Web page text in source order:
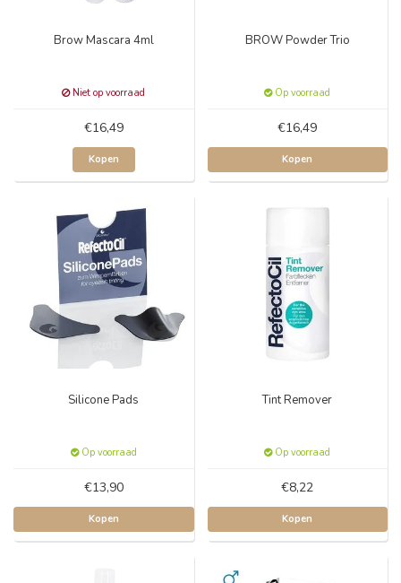
Brow Mascara 4ml
Niet op voorraad
€16,49
Kopen
BROW Powder Trio
Op voorraad
€16,49
Kopen
Silicone Pads
Op voorraad
€13,90
Kopen
Tint Remover
Op voorraad
€8,22
Kopen